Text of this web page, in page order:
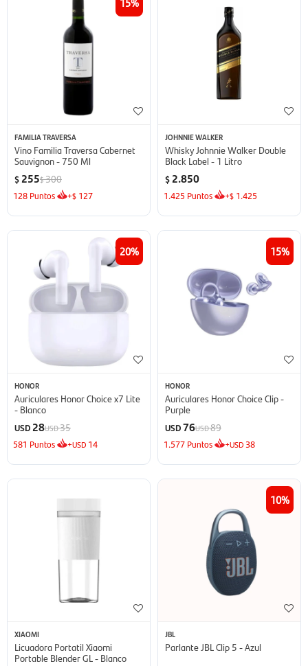
FAMILIA TRAVERSA
Vino Familia Traversa Cabernet
Sauvignon - 750 Ml
$ 255$300
128 Puntos +$ 127
JOHNNIE WALKER
Whisky Johnnie Walker Double
Black Label - 1 Litro
$ 2.850
1.425 Puntos +$ 1.425
20
HONOR
Auriculares Honor Choice x7 Lite
- Blanco
USD 28USD35
581 Puntos +USD 14
15
HONOR
Auriculares Honor Choice Clip -
Purple
USD76USD89
1.577 Puntos +USD 38
XIAOMI
Licuadora Portatil Xiaomi
Portable Blender GL - Blanco
10
JBL
Parlante JBL Clip 5 - Azul